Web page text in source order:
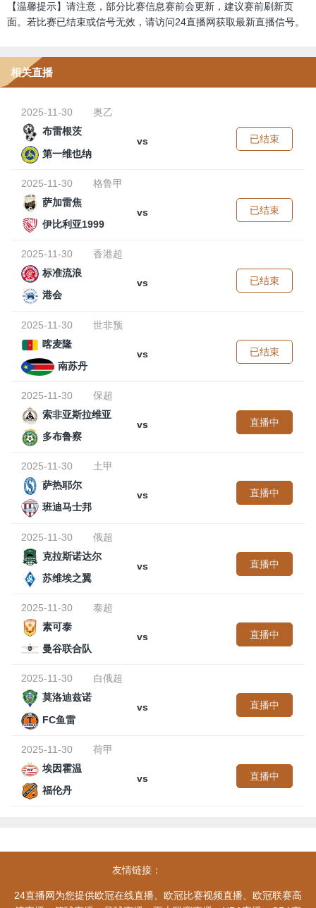
【温馨提示】请注意，部分比赛信息赛前会更新，建议赛前刷新页
面。若比赛已结束或信号无效，请访问24直播网获取最新直播信号。
相关直播
2025-11-30
奥乙
布雷根茨
vs
第一维也纳
已结束
2025-11-30
格鲁甲
萨加雷焦
vs
伊比利亚1999
已结束
2025-11-30
香港超
标准流浪
vs
港会
已结束
2025-11-30
世非预
喀麦隆
vs
南苏丹
已结束
2025-11-30
保超
索非亚斯拉维亚
vs
多布鲁察
直播中
2025-11-30
土甲
萨热耶尔
vs
班迪马士邦
直播中
2025-11-30
俄超
克拉斯诺达尔
vs
苏维埃之翼
直播中
2025-11-30
泰超
素可泰
vs
曼谷联合队
直播中
2025-11-30
白俄超
莫洛迪兹诺
vs
FC鱼雷
直播中
2025-11-30
荷甲
埃因霍温
vs
福伦丹
直播中
友情链接：
24直播网为您提供欧冠在线直播、欧冠比赛视频直播、欧冠联赛高